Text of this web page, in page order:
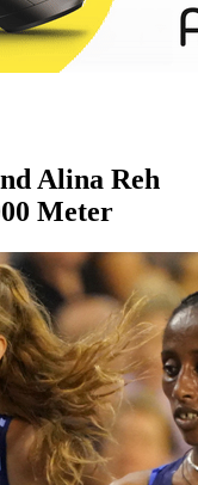
Alina Reh
Meter